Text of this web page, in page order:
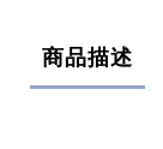
商品描述